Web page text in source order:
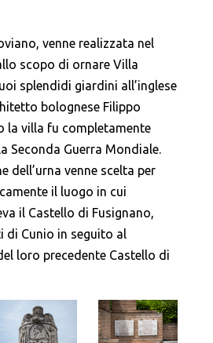
venne realizzata nel
scopo di ornare Villa
splendidi giardini all’inglese
bolognese Filippo
la villa fu completamente
Seconda Guerra Mondiale.
dell’urna venne scelta per
il luogo in cui
il Castello di Fusignano,
di Cunio in seguito al
loro precedente Castello di